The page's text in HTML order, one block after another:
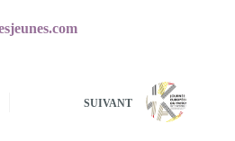
SUIVANT